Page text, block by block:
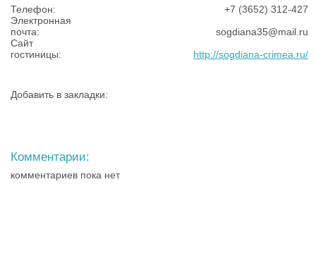
Телефон:
+7 (3652) 312-427
Электронная
почта:
sogdiana35@mail.ru
Сайт
гостиницы:
http://sogdiana-crimea.ru/
Добавить в закладки:
Комментарии:
комментариев пока нет